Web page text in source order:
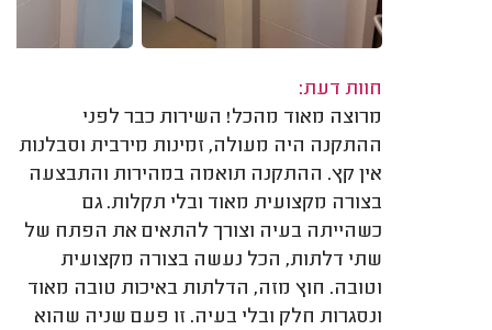
חוות דעת:
מרוצה מאוד מהכל! השירות כבר לפני
ההתקנה היה מעולה, זמינות מירבית וסבלנות
אין קץ. ההתקנה תואמה במהירות והתבצעה
בצורה מקצועית מאוד ובלי תקלות. גם
כשהייתה בעיה וצורך להתאים את הפתח של
שתי דלתות, הכל נעשה בצורה מקצועית
וטובה. חוץ מזה, הדלתות באיכות טובה מאוד
ונסגרות חלק ובלי בעיה. זו פעם שניה שהוא